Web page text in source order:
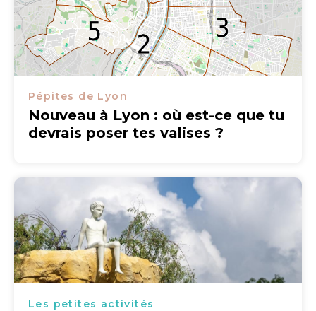
Pépites de Lyon
Nouveau à Lyon : où est-ce que tu
devrais poser tes valises ?
Les petites activités